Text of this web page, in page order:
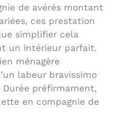
de avérés montant
ces prestation
simplifier cela
un intérieur parfait.
ménagère
labeur bravissimo
préfirmament,
en compagnie de